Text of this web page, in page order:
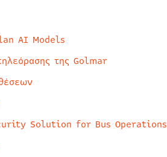
AI Models
της Golmar
Solution for Bus Operations